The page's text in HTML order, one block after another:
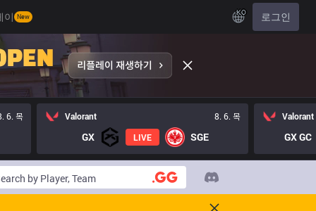
이 New KO 로그인
6. 목 Valorant 8. 6. 목
GX LIVE SGE
Valorant
GX GC